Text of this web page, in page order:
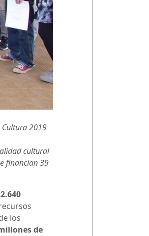
Cultura 2019
cultural
financian 39
los
de